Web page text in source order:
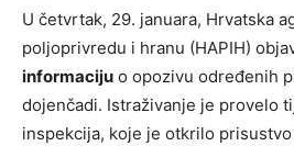
U četvrtak, 29. januara, Hrvatska
poljoprivredu i hranu (HAPIH)
informaciju o opozivu određenih
dojenčadi. Istraživanje je provelo
inspekcija, koje je otkrilo